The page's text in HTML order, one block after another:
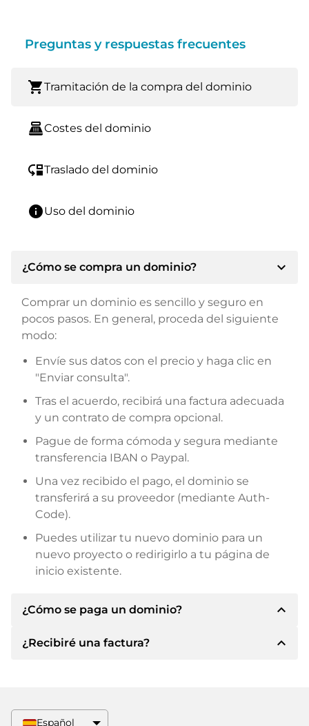
Preguntas y respuestas frecuentes
shopping_cartTramitación de la compra del dominio
point_of_saleCostes del dominio
move_downTraslado del dominio
infoUso del dominio
¿Cómo se compra un dominio? expand_more
Comprar un dominio es sencillo y seguro en
pocos pasos. En general, proceda del siguiente
modo:
Envíe sus datos con el precio y haga clic en
"Enviar consulta".
Tras el acuerdo, recibirá una factura adecuada
y un contrato de compra opcional.
Pague de forma cómoda y segura mediante
transferencia IBAN o Paypal.
Una vez recibido el pago, el dominio se
transferirá a su proveedor (mediante Auth-
Code).
Puedes utilizar tu nuevo dominio para un
nuevo proyecto o redirigirlo a tu página de
inicio existente.
¿Cómo se paga un dominio? expand_less
Tras llegar a un acuerdo, el propietario le
Paypal u otros métodos de pago.
¿Recibiré una factura? expand_less
superiores, también recibirá un contrato de
Español